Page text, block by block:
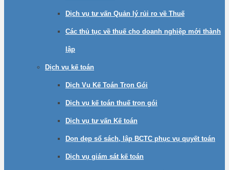
Dịch vụ tư vấn Quản lý rủi ro về Thuế
Các thủ tục về thuế cho doanh nghiệp mới thành
lập
Dịch vụ kế toán
Dịch Vụ Kế Toán Trọn Gói
Dịch vụ kế toán thuế trọn gói
Dịch vụ tư vấn Kế toán
Dọn dẹp sổ sách, lập BCTC phục vụ quyết toán
Dịch vụ giám sát kế toán